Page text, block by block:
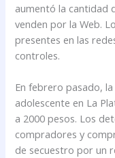
aumentó la cantidad
venden por la Web.
presentes en las
controles.
En febrero pasado,
adolescente en La
a 2000 pesos. Los
compradores y
de secuestro por un